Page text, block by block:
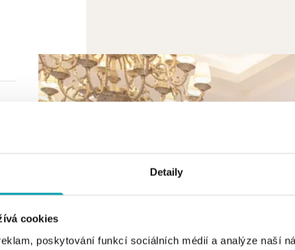
Detaily
cookies
poskytování funkcí sociálních médií a analýze naší